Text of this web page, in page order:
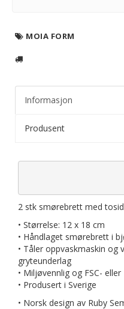
MOIA FORM
Informasjon
Produsent
2 stk smørebrett med
• Størrelse: 12 x 18 cm
• Håndlaget smørebrett i
• Tåler oppvaskmaskin og
gryteunderlag
• Miljøvennlig og FSC-
• Produsert i Sverige
• Norsk design av Ruby